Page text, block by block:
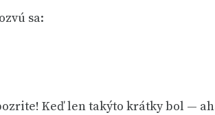
sa:
Keď len takýto krátky bol —